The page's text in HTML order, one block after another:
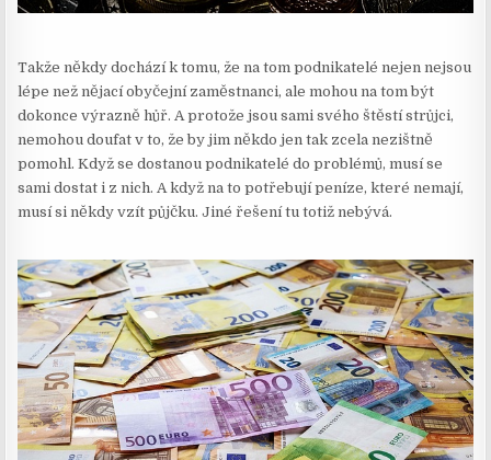
Takže někdy dochází k tomu, že na tom podnikatelé nejen nejsou
lépe než nějací obyčejní zaměstnanci, ale mohou na tom být
dokonce výrazně hůř. A protože jsou sami svého štěstí strůjci,
nemohou doufat v to, že by jim někdo jen tak zcela nezištně
pomohl. Když se dostanou podnikatelé do problémů, musí se
sami dostat i z nich. A když na to potřebují peníze, které nemají,
musí si někdy vzít půjčku. Jiné řešení tu totiž nebývá.